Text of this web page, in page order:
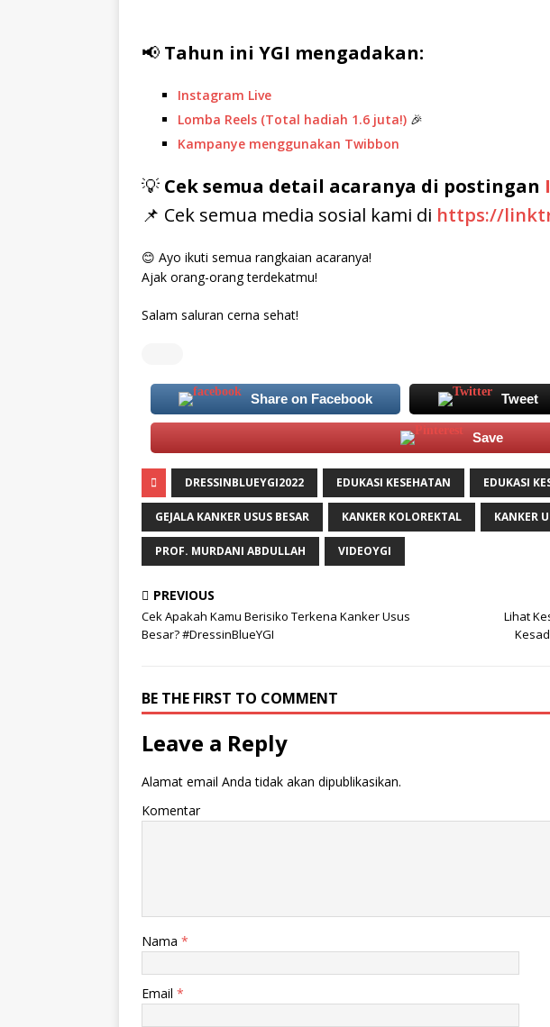
📢 Tahun ini YGI mengadakan:
Instagram Live
Lomba Reels (Total hadiah 1.6 juta!) 🎉
Kampanye menggunakan Twibbon
💡 Cek semua detail acaranya di postingan
📌 Cek semua media sosial kami di https://
😊 Ayo ikuti semua rangkaian acaranya!
Ajak orang-orang terdekatmu!
Salam saluran cerna sehat!
Share on Facebook Tweet
Save
DRESSINBLUEYGI2022 EDUKASI KESEHATAN EDUKASI
GEJALA KANKER USUS BESAR KANKER KOLOREKTAL KANKER
PROF. MURDANI ABDULLAH VIDEOYGI
PREVIOUS
Cek Apakah Kamu Berisiko Terkena Kanker Usus
Besar? #DressinBlueYGI
Lihat
BE THE FIRST TO COMMENT
Leave a Reply
Alamat email Anda tidak akan dipublikasikan.
Komentar
Nama *
Email *